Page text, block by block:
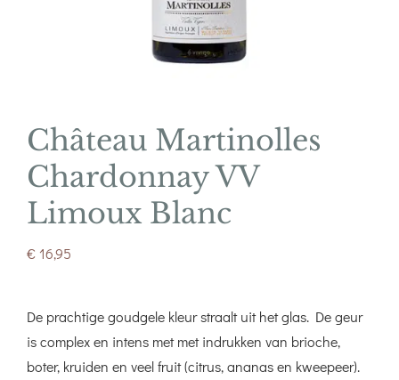
Château Martinolles
Chardonnay VV
Limoux Blanc
€ 16,95
De prachtige goudgele kleur straalt uit het glas. De geur
is complex en intens met met indrukken van brioche,
boter, kruiden en veel fruit (citrus, ananas en kweepeer).